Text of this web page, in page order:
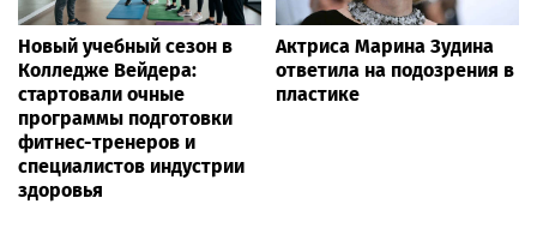
Новый учебный сезон в
Колледже Вейдера:
стартовали очные
программы подготовки
фитнес-тренеров и
специалистов индустрии
здоровья
Актриса Марина Зудина
ответила на подозрения в
пластике